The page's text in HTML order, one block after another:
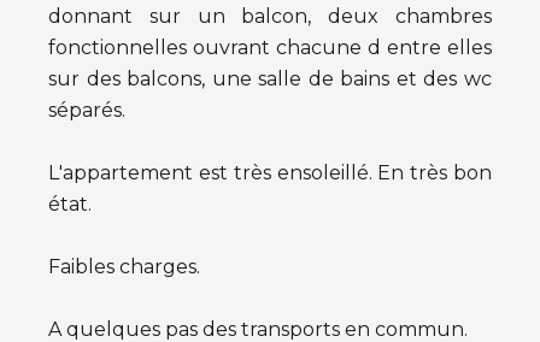
donnant sur un balcon, deux chambres
fonctionnelles ouvrant chacune d entre elles
sur des balcons, une salle de bains et des wc
séparés.
L'appartement est très ensoleillé. En très bon
état.
Faibles charges.
A quelques pas des transports en commun.